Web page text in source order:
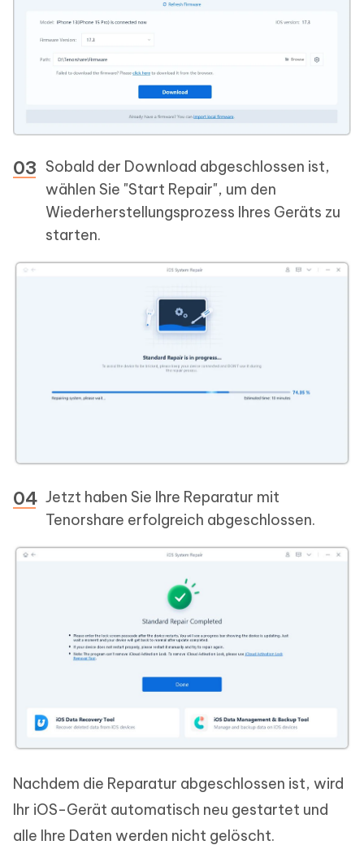
Sobald der Download abgeschlossen ist,
wählen Sie "Start Repair", um den
Wiederherstellungsprozess Ihres Geräts zu
starten.
Jetzt haben Sie Ihre Reparatur mit
Tenorshare erfolgreich abgeschlossen.
Nachdem die Reparatur abgeschlossen ist, wird
Ihr iOS-Gerät automatisch neu gestartet und
alle Ihre Daten werden nicht gelöscht.